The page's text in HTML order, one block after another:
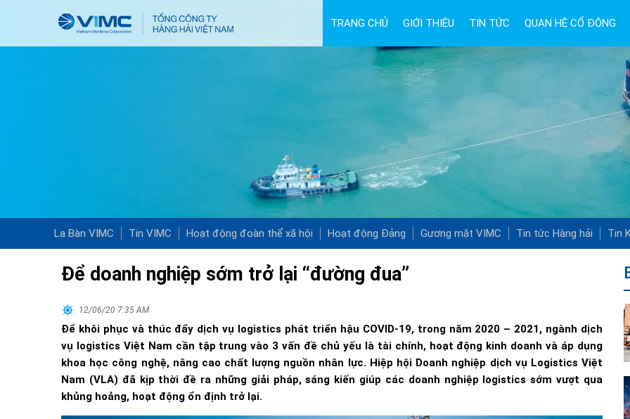
TRANG CHỦ GIỚI THIỆU TIN TỨC QUAN HỆ CỔ ĐÔNG
La Bàn VIMC Tin VIMC Hoạt động đoàn thể xã hội Hoạt động Đảng Gương mặt VIMC Tin tức Hàng hải Tin
Để doanh nghiệp sớm trở lại “đường đua”
12/06/20 7:35 AM
Để khôi phục và thúc đẩy dịch vụ logistics phát triển hậu COVID-19, trong năm 2020 – 2021, ngành dịch
vụ logistics Việt Nam cần tập trung vào 3 vấn đề chủ yếu là tài chính, hoạt động kinh doanh và áp dụng
khoa học công nghệ, nâng cao chất lượng nguồn nhân lực. Hiệp hội Doanh nghiệp dịch vụ Logistics Việt
Nam (VLA) đã kịp thời đề ra những giải pháp, sáng kiến giúp các doanh nghiệp logistics sớm vượt qua
khủng hoảng, hoạt động ổn định trở lại.